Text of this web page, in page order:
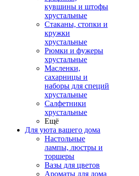
кувшины и штофы
хрустальные
Стаканы, стопки и
кружки
хрустальные
Рюмки и фужеры
хрустальные
Масленки,
сахарницы и
наборы для специй
хрустальные
Салфетники
хрустальные
Ещё
Для уюта вашего дома
Настольные
лампы, люстры и
торшеры
Вазы для цветов
Ароматы для дома